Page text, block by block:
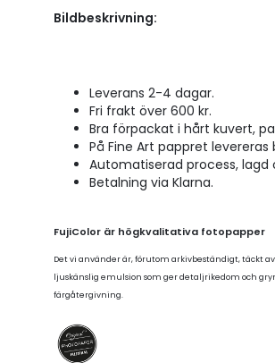
Bildbeskrivning:
Leverans 2-4 dagar.
Fri frakt över 600 kr.
Bra förpackat i hårt kuvert,
På Fine Art pappret
Automatiserad process, lagd
Betalning via Klarna.
FujiColor är högkvalitativa fotopapper
Det vi använder är, förutom arkivbeständigt, täckt av
ljuskänslig emulsion som ger detaljrikedom och
färgåtergivning.